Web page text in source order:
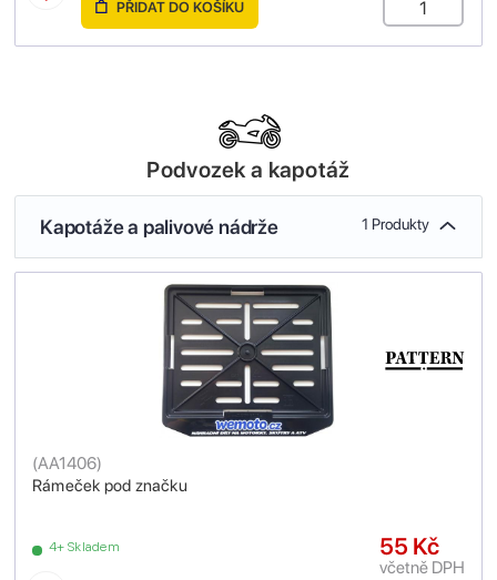
PŘIDAT DO KOŠÍKU
Podvozek a kapotáž
Kapotáže a palivové nádrže 1 Produkty
Rámeček pod značku
(AA1406)
4+ Skladem 55 Kč
včetně DPH